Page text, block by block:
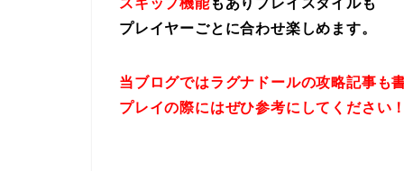
スキップ機能もありプレイスタイルも
プレイヤーごとに合わせ楽しめます。
当ブログではラグナドールの攻略記事も
プレイの際にはぜひ参考にしてください